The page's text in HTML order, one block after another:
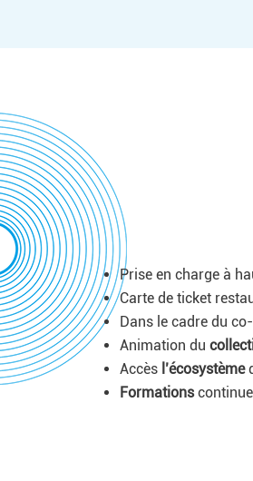
Prise en charge à
Carte de ticket
Dans le cadre du
Animation du
Accèsl’écosystème